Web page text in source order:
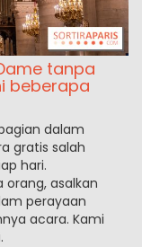
tanpa
beberapa
dalam
gratis salah
hari.
asalkan
perayaan
acara. Kami